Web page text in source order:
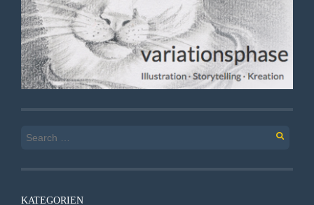
Search
KATEGORIEN